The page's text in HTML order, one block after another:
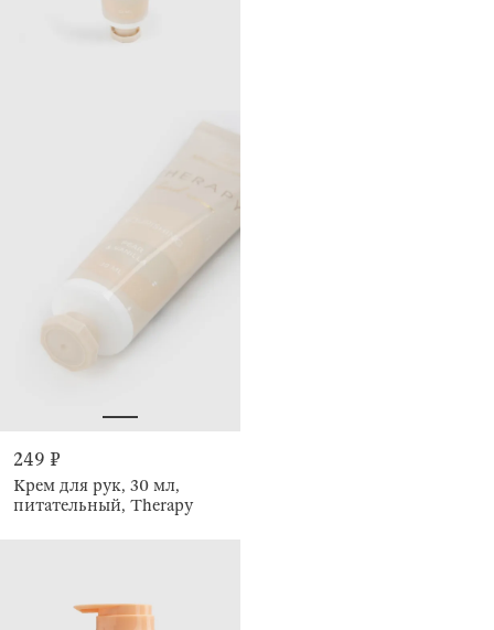
249 ₽
Крем для рук, 30 мл,
питательный, Therapy